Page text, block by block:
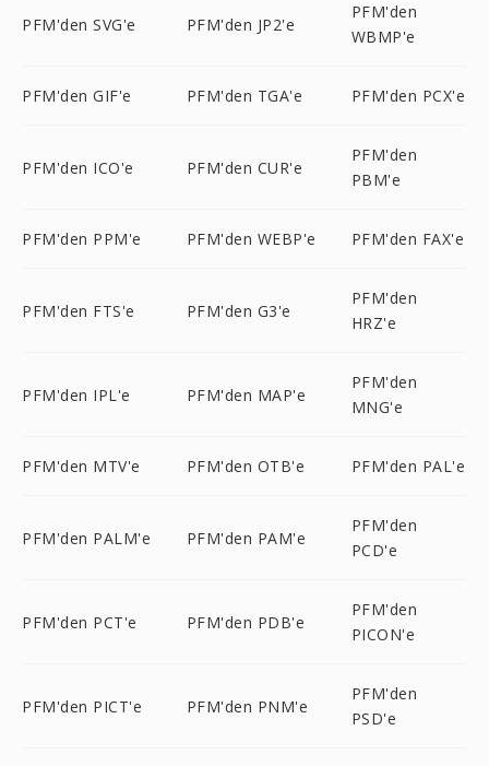
PFM'den SVG'e PFM'den JP2'e
PFM'den
WBMP'e
PFM'den GIF'e PFM'den TGA'e PFM'den PCX'e
PFM'den ICO'e PFM'den CUR'e
PFM'den
PBM'e
PFM'den PPM'e PFM'den WEBP'e PFM'den FAX'e
PFM'den FTS'e PFM'den G3'e
PFM'den
HRZ'e
PFM'den IPL'e PFM'den MAP'e
PFM'den
MNG'e
PFM'den MTV'e PFM'den OTB'e PFM'den PAL'e
PFM'den PALM'e PFM'den PAM'e
PFM'den
PCD'e
PFM'den PCT'e PFM'den PDB'e
PFM'den
PICON'e
PFM'den PICT'e PFM'den PNM'e
PFM'den
PSD'e